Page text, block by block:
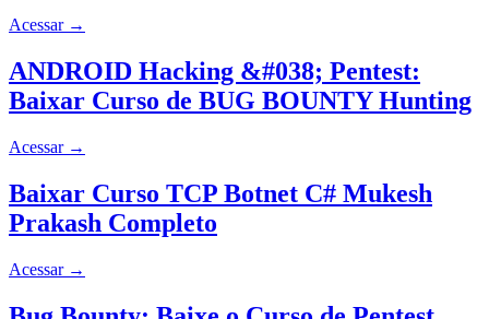
Acessar →
ANDROID Hacking &#038; Pentest:
Baixar Curso de BUG BOUNTY Hunting
Acessar →
Baixar Curso TCP Botnet C# Mukesh
Prakash Completo
Acessar →